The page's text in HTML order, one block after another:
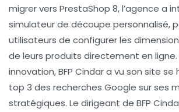
migrer vers PrestaShop 8, l’agence a
simulateur de découpe personnalisé,
utilisateurs de configurer les
de leurs produits directement en
innovation, BFP Cindar a vu son site se
top 3 des recherches Google sur ses
stratégiques. Le dirigeant de BFP